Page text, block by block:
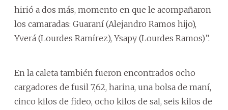
hirió a dos más, momento en que le acompañaron
los camaradas: Guaraní (Alejandro Ramos hijo),
Yverá (Lourdes Ramírez), Ysapy (Lourdes Ramos)”.
En la caleta también fueron encontrados ocho
cargadores de fusil 7,62, harina, una bolsa de maní,
cinco kilos de fideo, ocho kilos de sal, seis kilos de